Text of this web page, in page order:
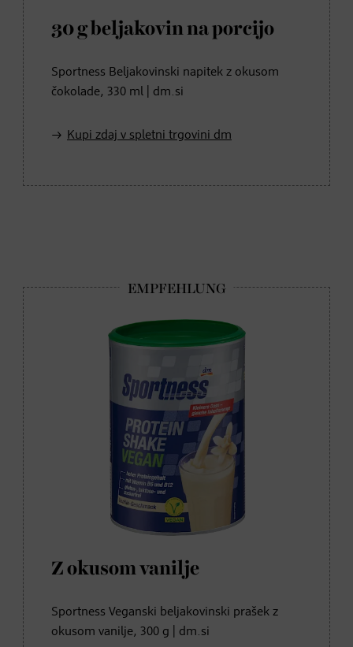
30 g beljakovin na porcijo
Sportness Beljakovinski napitek z okusom
čokolade, 330 ml | dm.si
Kupi zdaj v spletni trgovini dm
Z okusom vanilje
Sportness Veganski beljakovinski prašek z
okusom vanilje, 300 g | dm.si